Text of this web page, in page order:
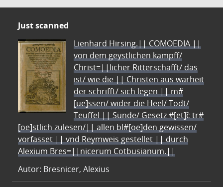
Just scanned
Lienhard Hirsing.|| COMOEDIA ||
von dem geystlichen kampff/
Christ=||licher Ritterschafft/ das
ist/ wie die || Christen aus warheit
der schrifft/ sich legen || m#
[ue]ssen/ wider die Heel/ Todt/
Teuffel || Sünde/ Gesetz #[et]c̃ tr#
[oe]stlich zulesen/|| allen bl#[oe]den gewissen/
vorfasset || vnd Reymweis gestellet || durch
Alexium Bres=||nicerum Cotbusianum.||
Autor: Bresnicer, Alexius